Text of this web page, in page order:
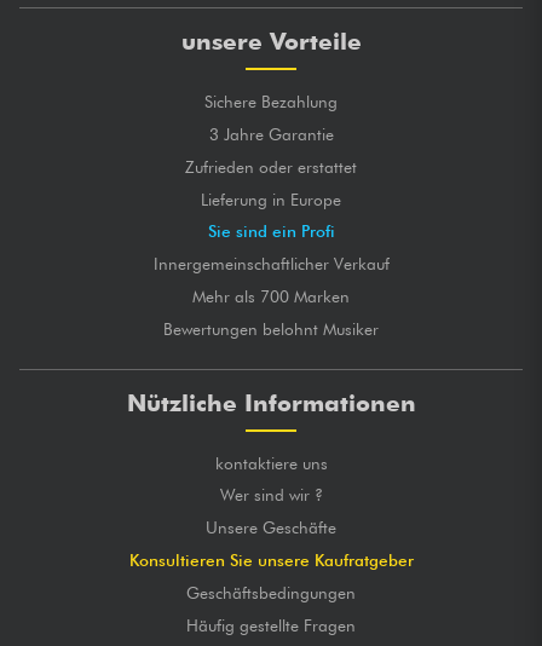
unsere Vorteile
Sichere Bezahlung
3 Jahre Garantie
Zufrieden oder erstattet
Lieferung in Europe
Sie sind ein Profi
Innergemeinschaftlicher Verkauf
Mehr als 700 Marken
Bewertungen belohnt Musiker
Nützliche Informationen
kontaktiere uns
Wer sind wir ?
Unsere Geschäfte
Konsultieren Sie unsere Kaufratgeber
Geschäftsbedingungen
Häufig gestellte Fragen